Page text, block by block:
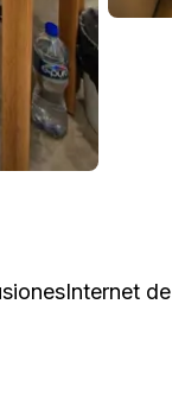
Internet